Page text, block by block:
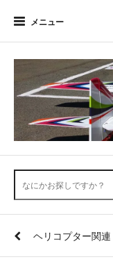
メニュー
ヘリコプター関連